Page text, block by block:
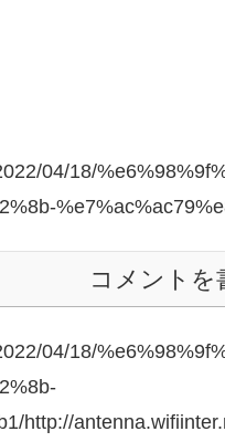
04/18/
コメントを
04/18/
http://